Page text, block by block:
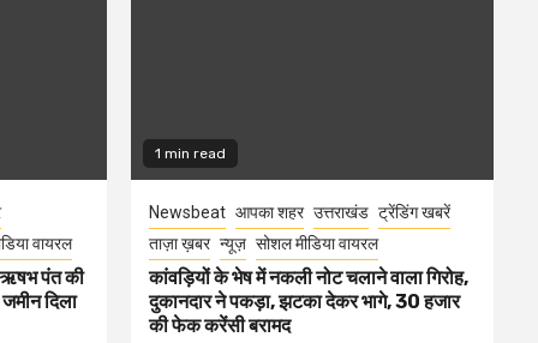
वायरल
पंत की
दिला
1 min read
Newsbeat आपका शहर उत्तराखंड ट्रेंडिंग खबरें
ताज़ा ख़बर न्यूज़ सोशल मीडिया वायरल
कांवड़ियों के भेष में नकली नोट चलाने वाला गिरोह,
दुकानदार ने पकड़ा, झटका देकर भागे, 30 हजार
की फेक करेंसी बरामद